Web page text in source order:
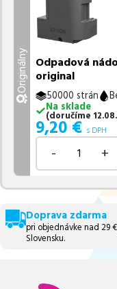
Originálny Odpadová
original
50000 strán
Na sklade
(doručíme
9,20 € s DPH
- +
Doprava zdarma
pri objednávke nad 29
Slovensku.